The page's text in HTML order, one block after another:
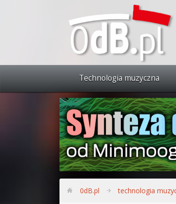
Technologia muzyczna
0dB.pl technologia